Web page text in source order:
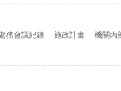
務會議紀錄 施政計畫 機關內